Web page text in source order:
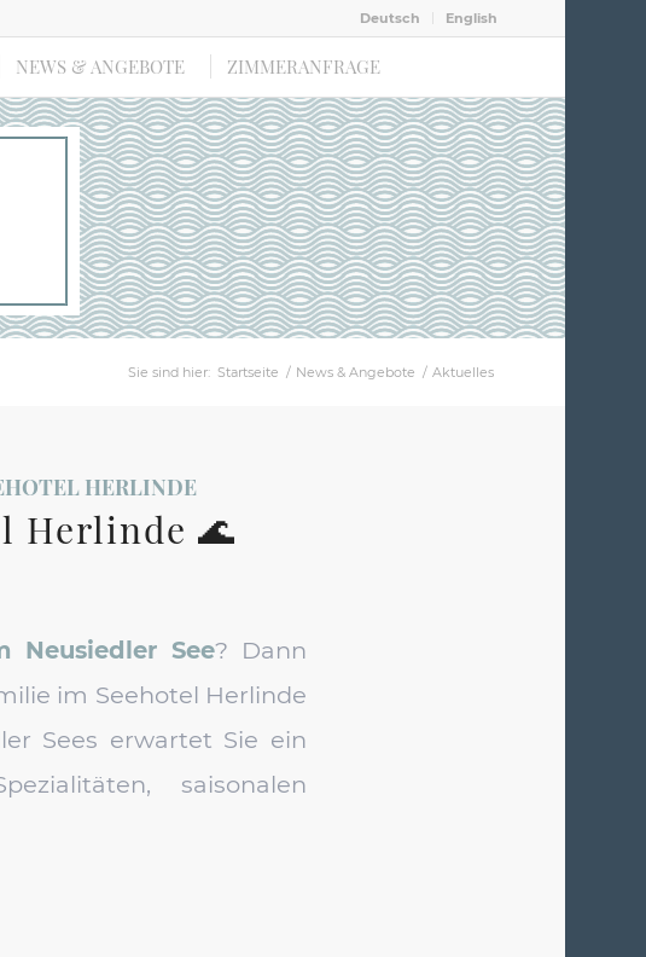
Deutsch English
NEWS & ANGEBOTE ZIMMERANFRAGE
Sie sind hier: Startseite / News & Angebote / Aktuelles
HERLINDE
Herlinde 🌊
Neusiedler See? Dann
im Seehotel Herlinde
Sees erwartet Sie ein
saisonalen